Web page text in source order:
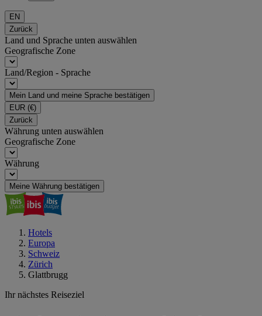
EN
Zurück
Land und Sprache unten auswählen
Geografische Zone
Land/Region - Sprache
Mein Land und meine Sprache bestätigen
EUR (€)
Zurück
Währung unten auswählen
Geografische Zone
Währung
Meine Währung bestätigen
Hotels
Europa
Schweiz
Zürich
Glattbrugg
Ihr nächstes Reiseziel